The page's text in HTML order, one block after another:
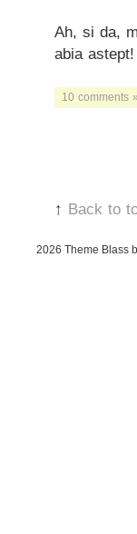
Ah, si da,
abia astept!
10 comments »
↑ Back to
2026 Theme Blass